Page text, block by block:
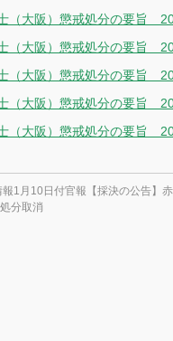
（大阪）懲戒処分の要旨
（大阪）懲戒処分の要旨
（大阪）懲戒処分の要旨
（大阪）懲戒処分の要旨
（大阪）懲戒処分の要旨
1月10日付官報【採決の公告】
分取消